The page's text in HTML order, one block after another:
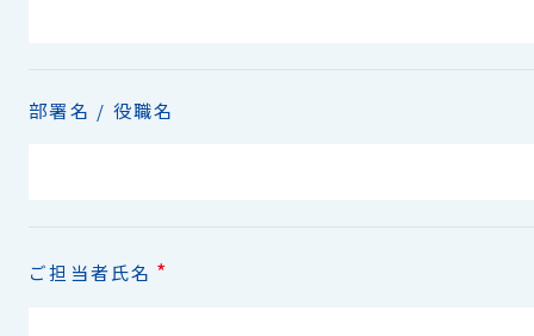
部署名 / 役職名
ご担当者氏名 *